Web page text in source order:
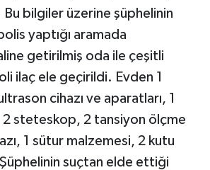
bilgiler üzerine şüphelinin
yaptığı aramada
getirilmiş oda ile çeşitli
ilaç ele geçirildi. Evden 1
cihazı ve aparatları, 1
steteskop, 2 tansiyon ölçme
1 sütur malzemesi, 2 kutu
suçtan elde ettiği